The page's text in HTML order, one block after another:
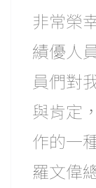
非常榮
績優人
員們對
與肯定
作的一
羅文偉